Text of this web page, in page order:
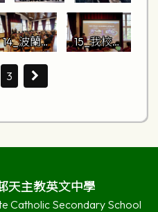
特大教
堂建築
觀察
拉格城堡
區.jpg
14_波蘭學
動4
15_我校學
3
天主教英文中學
Catholic Secondary School